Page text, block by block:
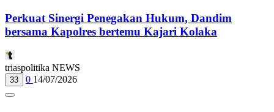
Perkuat Sinergi Penegakan Hukum, Dandim
bersama Kapolres bertemu Kajari Kolaka
triaspolitika NEWS
33 0 14/07/2026